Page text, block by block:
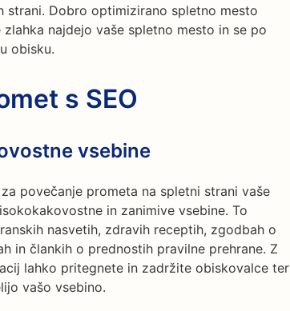
strani. Dobro optimizirano spletno mesto
najdejo vaše spletno mesto in se po
obisku.
s SEO
vsebine
povečanje prometa na spletni strani vaše
in zanimive vsebine. To
nasvetih, zdravih receptih, zgodbah o
in člankih o prednostih pravilne prehrane. Z
lahko pritegnete in zadržite obiskovalce ter
vašo vsebino.